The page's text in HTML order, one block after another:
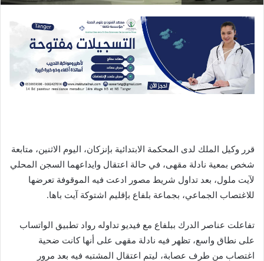
قرر وكيل الملك لدى المحكمة الابتدائية بإنزكان، اليوم الاثنين، متابعة
شخص بمعية نادلة مقهى، في حالة اعتقال وايداعهما السجن المحلي
لآيت ملول، بعد تداول شريط مصور ادعت فيه الموقوفة تعرضها
للاغتصاب الجماعي، بجماعة بلفاع بإقليم اشتوكة آيت باها.
تفاعلت عناصر الدرك ببلفاع مع فيديو تداوله رواد تطبيق الواتساب
على نطاق واسع، تظهر فيه نادلة مقهى على أنها كانت ضحية
اغتصاب من طرف عصابة، ليتم اعتقال المشتبه فيه بعد مرور